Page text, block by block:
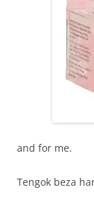
and for me.
Tengok beza